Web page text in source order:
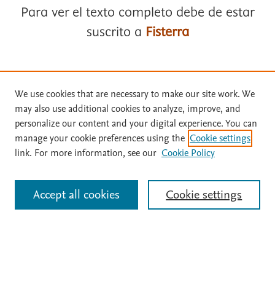
Términos y condiciones
Política de privacidad
Elsevier España SLU, sus licenciantes y
de texto y datos, entrenamiento de IA y tecnologías similares. Página
actualizada en: .
Para ver el texto completo debe de estar
suscrito a Fisterra
Solicite una prueba gratuita
Identificarse
We use cookies that are necessary to make our site work. We
may also use additional cookies to analyze, improve, and
personalize our content and your digital experience. You can
manage your cookie preferences using the Cookie settings
link. For more information, see our Cookie Policy
Cookie settings
Accept all cookies